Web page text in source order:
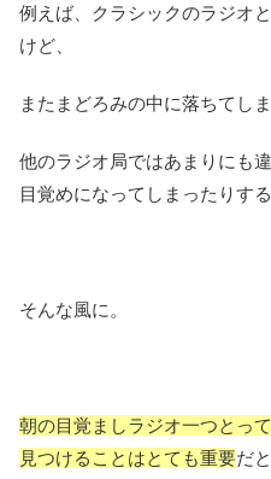
例えば、クラシックのラジオ
けど、
またまどろみの中に落ちてし
他のラジオ局ではあまりにも
目覚めになってしまったりす
そんな風に。
朝の目覚ましラジオ一つとっ
見つけることはとても重要だ